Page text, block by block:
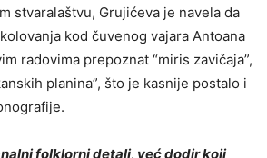
stvaralaštvu, Grujićeva je navela da
kod čuvenog vajara Antoana
radovima prepoznat “miris zavičaja”,
planina”, što je kasnije postalo i
folklorni detalj, već dodir koji